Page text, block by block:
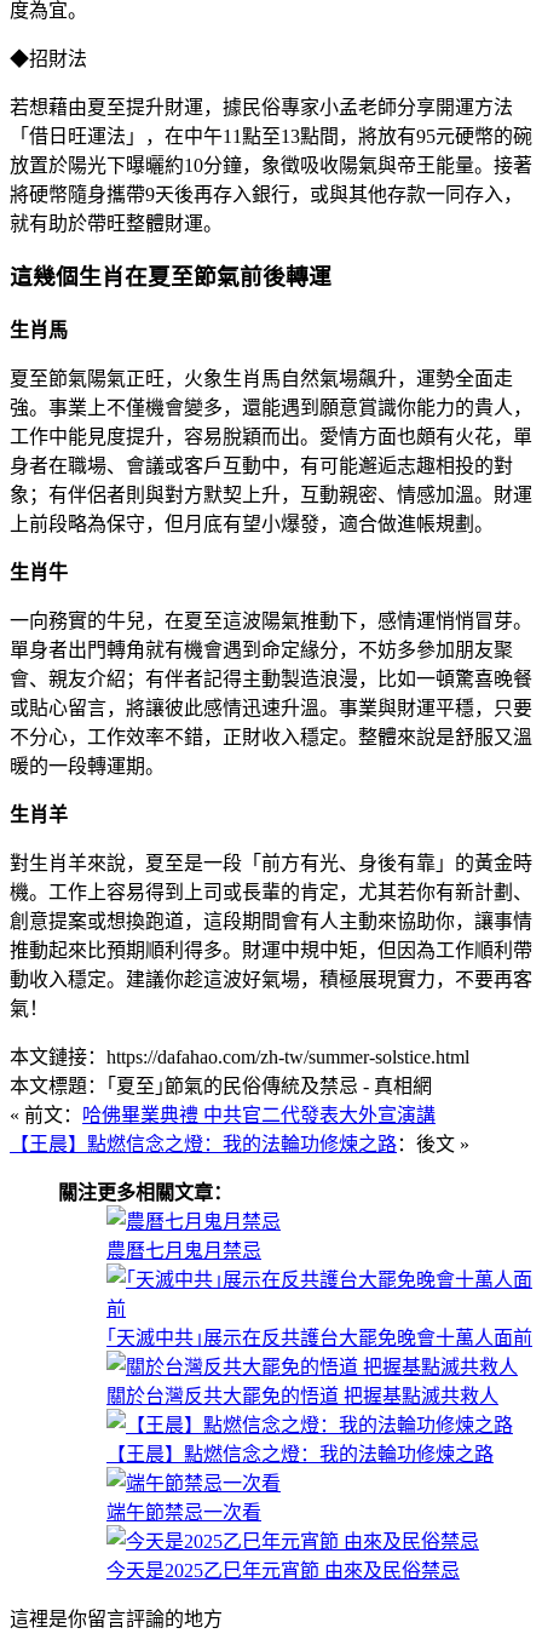
度為宜。
◆招財法
若想藉由夏至提升財運，據民俗專家小孟老師分享開運方法
「借日旺運法」，在中午11點至13點間，將放有95元硬幣的碗
放置於陽光下曝曬約10分鐘，象徵吸收陽氣與帝王能量。接著
將硬幣隨身攜帶9天後再存入銀行，或與其他存款一同存入，
就有助於帶旺整體財運。
這幾個生肖在夏至節氣前後轉運
生肖馬
夏至節氣陽氣正旺，火象生肖馬自然氣場飆升，運勢全面走
強。事業上不僅機會變多，還能遇到願意賞識你能力的貴人，
工作中能見度提升，容易脫穎而出。愛情方面也頗有火花，單
身者在職場、會議或客戶互動中，有可能邂逅志趣相投的對
象；有伴侶者則與對方默契上升，互動親密、情感加溫。財運
上前段略為保守，但月底有望小爆發，適合做進帳規劃。
生肖牛
一向務實的牛兒，在夏至這波陽氣推動下，感情運悄悄冒芽。
單身者出門轉角就有機會遇到命定緣分，不妨多參加朋友聚
會、親友介紹；有伴者記得主動製造浪漫，比如一頓驚喜晚餐
或貼心留言，將讓彼此感情迅速升溫。事業與財運平穩，只要
不分心，工作效率不錯，正財收入穩定。整體來說是舒服又溫
暖的一段轉運期。
生肖羊
對生肖羊來說，夏至是一段「前方有光、身後有靠」的黃金時
機。工作上容易得到上司或長輩的肯定，尤其若你有新計劃、
創意提案或想換跑道，這段期間會有人主動來協助你，讓事情
推動起來比預期順利得多。財運中規中矩，但因為工作順利帶
動收入穩定。建議你趁這波好氣場，積極展現實力，不要再客
氣！
本文鏈接：https://dafahao.com/zh-tw/summer-solstice.html
本文標題：｢夏至｣節氣的民俗傳統及禁忌 - 真相網
« 前文： 哈佛畢業典禮 中共官二代發表大外宣演講
【王晨】點燃信念之燈：我的法輪功修煉之路：後文 »
關注更多相關文章：
農曆七月鬼月禁忌
｢天滅中共｣展示在反共護台大罷免晚會十萬人面前
關於台灣反共大罷免的悟道 把握基點滅共救人
【王晨】點燃信念之燈：我的法輪功修煉之路
端午節禁忌一次看
今天是2025乙巳年元宵節 由來及民俗禁忌
這裡是你留言評論的地方